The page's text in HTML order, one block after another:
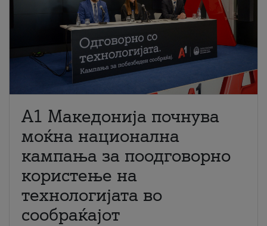
A1 Македонија почнува
моќна национална
кампања за поодговорно
користење на
технологијата во
сообраќајот